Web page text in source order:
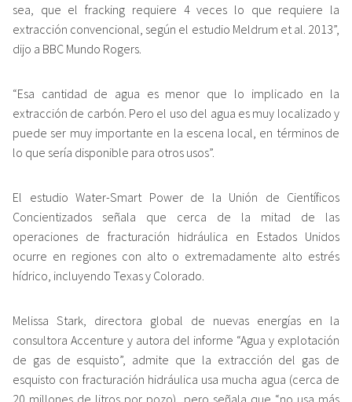
sea, que el fracking requiere 4 veces lo que requiere la
extracción convencional, según el estudio Meldrum et al. 2013”,
dijo a BBC Mundo Rogers.
“Esa cantidad de agua es menor que lo implicado en la
extracción de carbón. Pero el uso del agua es muy localizado y
puede ser muy importante en la escena local, en términos de
lo que sería disponible para otros usos”.
El estudio Water-Smart Power de la Unión de Científicos
Concientizados señala que cerca de la mitad de las
operaciones de fracturación hidráulica en Estados Unidos
ocurre en regiones con alto o extremadamente alto estrés
hídrico, incluyendo Texas y Colorado.
Melissa Stark, directora global de nuevas energías en la
consultora Accenture y autora del informe “Agua y explotación
de gas de esquisto”, admite que la extracción del gas de
esquisto con fracturación hidráulica usa mucha agua (cerca de
20 millones de litros por pozo), pero señala que “no usa más